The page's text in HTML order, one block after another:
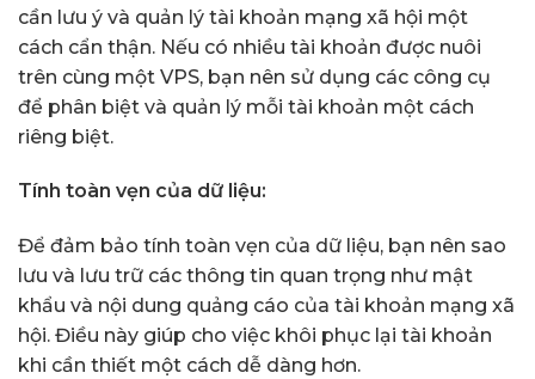
cần lưu ý và quản lý tài khoản mạng xã hội một
cách cẩn thận. Nếu có nhiều tài khoản được nuôi
trên cùng một VPS, bạn nên sử dụng các công cụ
để phân biệt và quản lý mỗi tài khoản một cách
riêng biệt.
Tính toàn vẹn của dữ liệu:
Để đảm bảo tính toàn vẹn của dữ liệu, bạn nên sao
lưu và lưu trữ các thông tin quan trọng như mật
khẩu và nội dung quảng cáo của tài khoản mạng xã
hội. Điều này giúp cho việc khôi phục lại tài khoản
khi cần thiết một cách dễ dàng hơn.